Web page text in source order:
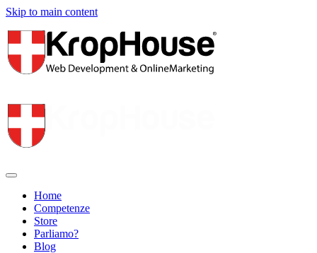
Skip to main content
Home
Competenze
Store
Parliamo?
Blog